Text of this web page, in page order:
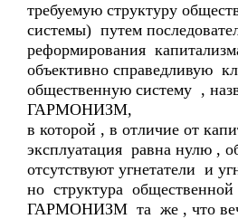
требуемую структуру
системы) путем
реформирования
объективно справедливую
общественную систему ,
ГАРМОНИЗМ,
в которой , в отличие от
эксплуатация равна нулю ,
отсутствуют угнетатели и
но структура
ГАРМОНИЗМ та же , что